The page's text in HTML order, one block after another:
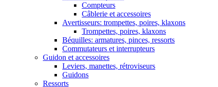
Compteurs
Câblerie et accessoires
Avertisseurs: trompettes, poires, klaxons
Trompettes, poires, klaxons
Béquilles: armatures, pinces, ressorts
Commutateurs et interrupteurs
Guidon et accessoires
Leviers, manettes, rétroviseurs
Guidons
Ressorts